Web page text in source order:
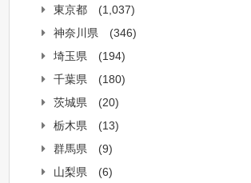
東京都
(1,037)
神奈川県
(346)
埼玉県
(194)
千葉県
(180)
茨城県
(20)
栃木県
(13)
群馬県
(9)
山梨県
(6)